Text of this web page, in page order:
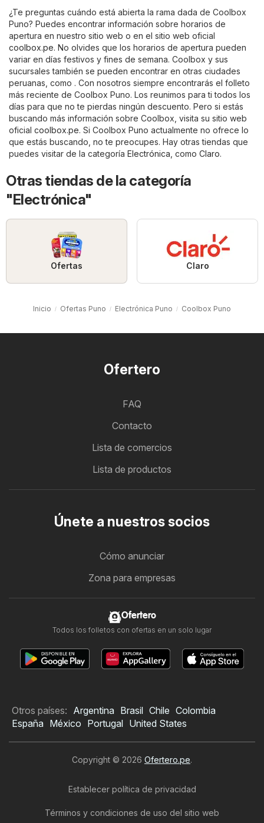
¿Te preguntas cuándo está abierta la rama dada de Coolbox
Puno? Puedes encontrar información sobre horarios de
apertura en nuestro sitio web o en el sitio web oficial
coolbox.pe. No olvides que los horarios de apertura pueden
variar en días festivos y fines de semana. Coolbox y sus
sucursales también se pueden encontrar en otras ciudades
peruanas, como . Con nosotros siempre encontrarás el folleto
más reciente de Coolbox Puno. Los reunimos para ti todos los
días para que no te pierdas ningún descuento. Pero si estás
buscando más información sobre Coolbox, visita su sitio web
oficial coolbox.pe. Si Coolbox Puno actualmente no ofrece lo
que estás buscando, no te preocupes. Hay otras tiendas que
puedes visitar de la categoría Electrónica , como Claro.
Otras tiendas de la categoría
"Electrónica"
Ofertas Claro
Inicio Ofertas Puno Electrónica Puno Coolbox Puno
Ofertero
FAQ
Contacto
Lista de comercios
Lista de productos
Únete a nuestros socios
Cómo anunciar
Zona para empresas
Ofertero
Todos los folletos con ofertas en un solo lugar
Otros países: Argentina Brasil Chile Colombia
España México Portugal United States
Copyright © 2026 Ofertero.pe.
Establecer política de privacidad
Términos y condiciones de uso del sitio web